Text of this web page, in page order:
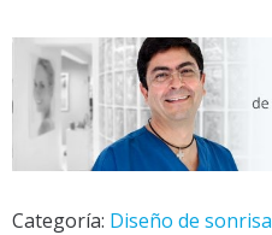
Categoría: Diseño de sonrisa